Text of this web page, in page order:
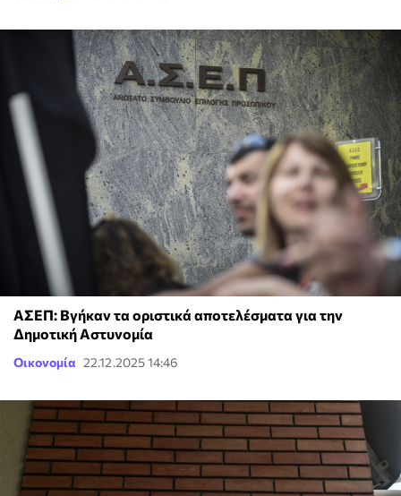
ΑΣΕΠ: Βγήκαν τα οριστικά αποτελέσματα για την
Δημοτική Αστυνομία
Οικονομία 22.12.2025 14:46